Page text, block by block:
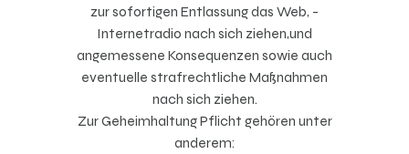
zur sofortigen Entlassung das Web, -
Internetradio nach sich ziehen,und
angemessene Konsequenzen sowie auch
eventuelle strafrechtliche Maßnahmen
nach sich ziehen.
Zur Geheimhaltung Pflicht gehören unter
anderem: